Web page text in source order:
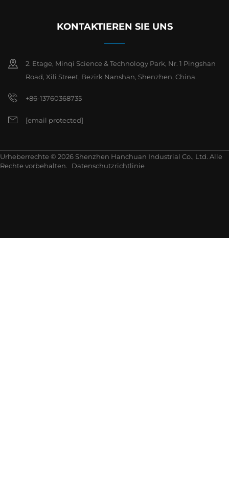
KONTAKTIEREN SIE UNS
2. Etage, Minqi Science & Technology Park, Nr. 1 Pingshan
Road, Xili Street, Bezirk Nanshan, Shenzhen, China.
+86-13760368735
[email protected]
Urheberrechte © 2026 Shenzhen Hanchuan Industrial Co., Ltd. Alle
Rechte vorbehalten.
Datenschutzrichtlinie